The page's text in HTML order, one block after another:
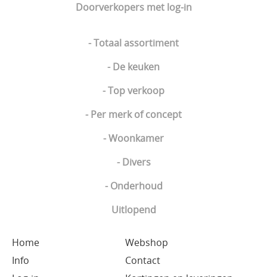
Doorverkopers met log-in
- Totaal assortiment
- De keuken
- Top verkoop
- Per merk of concept
- Woonkamer
- Divers
- Onderhoud
Uitlopend
Home
Webshop
Info
Contact